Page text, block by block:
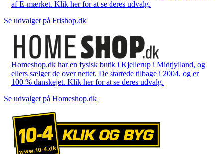
af E-mærket. Klik her for at se deres udvalg.
Se udvalget på Frishop.dk
Homeshop.dk har en fysisk butik i Kjellerup i Midtjylland, og
ellers sælger de over nettet. De startede tilbage i 2004, og er
100 % danskejet. Klik her for at se deres udvalg.
Se udvalget på Homeshop.dk